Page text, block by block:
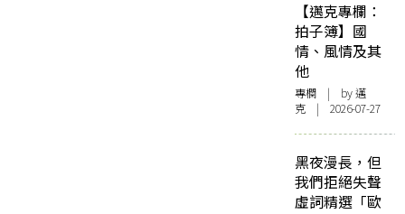
【邁克專欄：
拍子簿】國
情、風情及其
他
專欄 | by邁
克 | 2026-07-27
黑夜漫長，但
我們拒絕失聲
虛詞精選「歐